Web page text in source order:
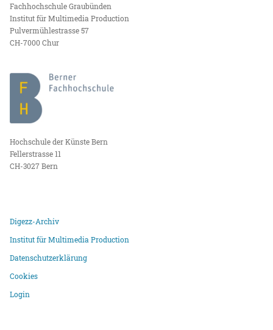
Fachhochschule Graubünden
Institut für Multimedia Production
Pulvermühlestrasse 57
CH-7000 Chur
Hochschule der Künste Bern
Fellerstrasse 11
CH-3027 Bern
Digezz-Archiv
Institut für Multimedia Production
Datenschutzerklärung
Cookies
Login